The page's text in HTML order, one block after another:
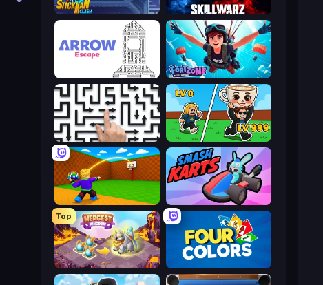
SkillWarz
Stickman Clash
Fortzone Battle Royale
Arrow Escape
Brainrot Arena Online
Arrow Escape: Puzzle
Smash Karts
Throw a Lucky Block
Four Colors
Top
Mergest Kingdom